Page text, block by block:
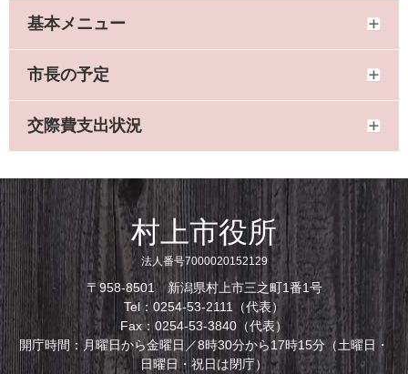
基本メニュー
市長の予定
交際費支出状況
村上市役所
法人番号7000020152129
〒958-8501 新潟県村上市三之町1番1号
Tel：0254-53-2111（代表）
Fax：0254-53-3840（代表）
開庁時間：月曜日から金曜日／8時30分から17時15分（土曜日・
日曜日・祝日は閉庁）